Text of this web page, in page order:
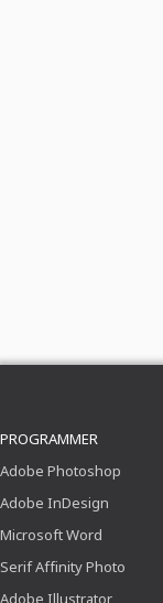
PROGRAMMER
Adobe Photoshop
Adobe InDesign
Microsoft Word
Serif Affinity Photo
Adobe Illustrator